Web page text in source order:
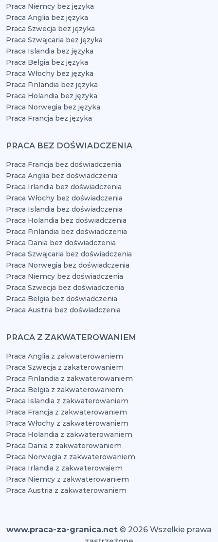
Praca Niemcy bez języka
Praca Anglia bez języka
Praca Szwecja bez języka
Praca Szwajcaria bez języka
Praca Islandia bez języka
Praca Belgia bez języka
Praca Włochy bez języka
Praca Finlandia bez języka
Praca Holandia bez języka
Praca Norwegia bez języka
Praca Francja bez języka
PRACA BEZ DOŚWIADCZENIA
Praca Francja bez doświadczenia
Praca Anglia bez doświadczenia
Praca Irlandia bez doświadczenia
Praca Włochy bez doświadczenia
Praca Islandia bez doświadczenia
Praca Holandia bez doświadczenia
Praca Finlandia bez doświadczenia
Praca Dania bez doświadczenia
Praca Szwajcaria bez doświadczenia
Praca Norwegia bez doświadczenia
Praca Niemcy bez doświadczenia
Praca Szwecja bez doświadczenia
Praca Belgia bez doświadczenia
Praca Austria bez doświadczenia
PRACA Z ZAKWATEROWANIEM
Praca Anglia z zakwaterowaniem
Praca Szwecja z zakaterowaniem
Praca Finlandia z zakwaterowaniem
Praca Belgia z zakwaterowaniem
Praca Islandia z zakwaterowaniem
Praca Francja z zakwaterowaniem
Praca Włochy z zakwaterowaniem
Praca Holandia z zakwaterowaniem
Praca Dania z zakwaterowaniem
Praca Norwegia z zakwaterowaniem
Praca Irlandia z zakwaterowaiem
Praca Niemcy z zakwaterowaniem
Praca Austria z zakwaterowaniem
www.praca-za-granica.net © 2026 Wszelkie prawa